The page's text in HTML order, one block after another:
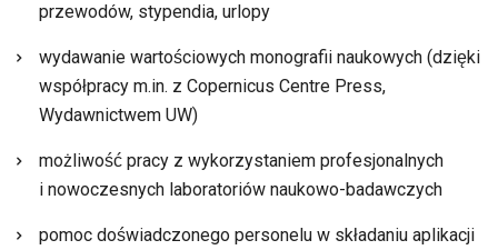
przewodów, stypendia, urlopy
wydawanie wartościowych monografii naukowych (dzięki
współpracy m.in. z Copernicus Centre Press,
Wydawnictwem UW)
możliwość pracy z wykorzystaniem profesjonalnych
i nowoczesnych laboratoriów naukowo-badawczych
pomoc doświadczonego personelu w składaniu aplikacji